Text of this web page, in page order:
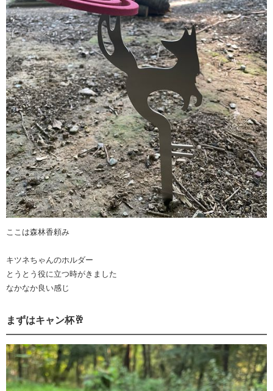
ここは森林香頼み
キツネちゃんのホルダー
とうとう役に立つ時がきました
なかなか良い感じ
まずはキャン杯🥂